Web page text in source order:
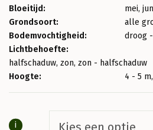
Bloeitijd:
mei,
Grondsoort:
alle
Bodemvochtigheid:
droog
Lichtbehoefte:
halfschaduw, zon, zon - halfschaduw
Hoogte:
4 - 5
i